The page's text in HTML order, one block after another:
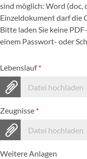
sind möglich: Word (doc,
Einzeldokument darf die
Bitte laden Sie keine
einem Passwort- oder
Lebenslauf*
Datei hochladen
Zeugnisse *
Datei hochladen
Weitere Anlagen